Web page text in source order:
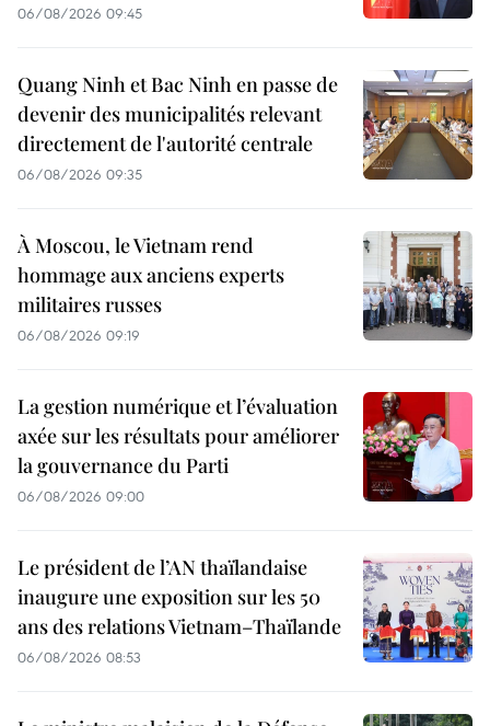
06/08/2026 09:45
Quang Ninh et Bac Ninh en passe de
devenir des municipalités relevant
directement de l'autorité centrale
06/08/2026 09:35
À Moscou, le Vietnam rend
hommage aux anciens experts
militaires russes
06/08/2026 09:19
La gestion numérique et l’évaluation
axée sur les résultats pour améliorer
la gouvernance du Parti
06/08/2026 09:00
Le président de l’AN thaïlandaise
inaugure une exposition sur les 50
ans des relations Vietnam–Thaïlande
06/08/2026 08:53